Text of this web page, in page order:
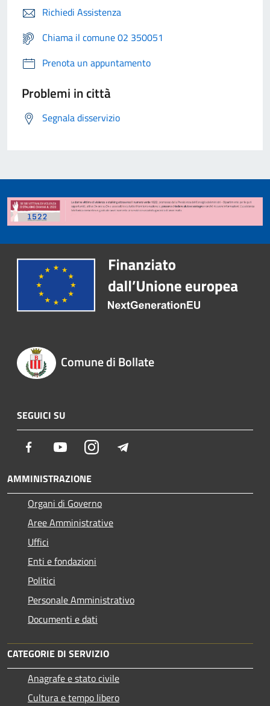
Richiedi Assistenza
Chiama il comune 02 350051
Prenota un appuntamento
Problemi in città
Segnala disservizio
Comune di Bollate
SEGUICI SU
Facebook YoutubeInstagram
AMMINISTRAZIONE
Organi di Governo
Aree Amministrative
Uffici
Enti e fondazioni
Politici
Personale Amministrativo
Documenti e dati
CATEGORIE DI SERVIZIO
Anagrafe e stato civile
Cultura e tempo libero